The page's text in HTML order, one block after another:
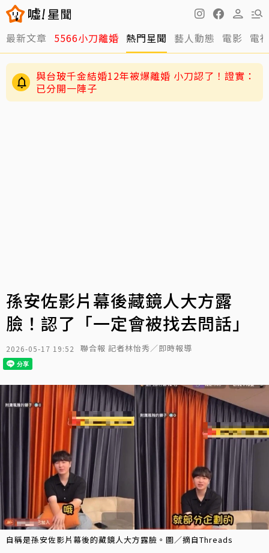
最新文章 5566小刀離婚 熱門星聞 藝人動態 電影 電
與台玻千金結婚12年被爆離婚 小刀認了！證實：
已分開一陣子
孫安佐影片幕後藏鏡人大方露
臉！認了「一定會被找去問話」
2026-05-17 19:52 聯合報 記者林怡秀／即時報導
自稱是孫安佐影片幕後的藏鏡人大方露臉。圖／摘自Threads